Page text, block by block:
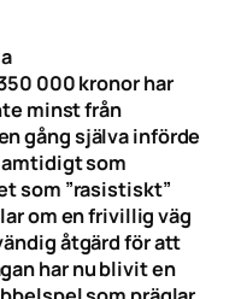
000 kronor har
minst från
gång själva införde
som
som ”rasistiskt”
om en frivillig väg
åtgärd för att
har nu blivit en